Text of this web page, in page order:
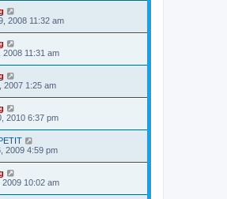
2008 11:32 am
2008 11:31 am
2007 1:25 am
2010 6:37 pm
2009 4:59 pm
2009 10:02 am